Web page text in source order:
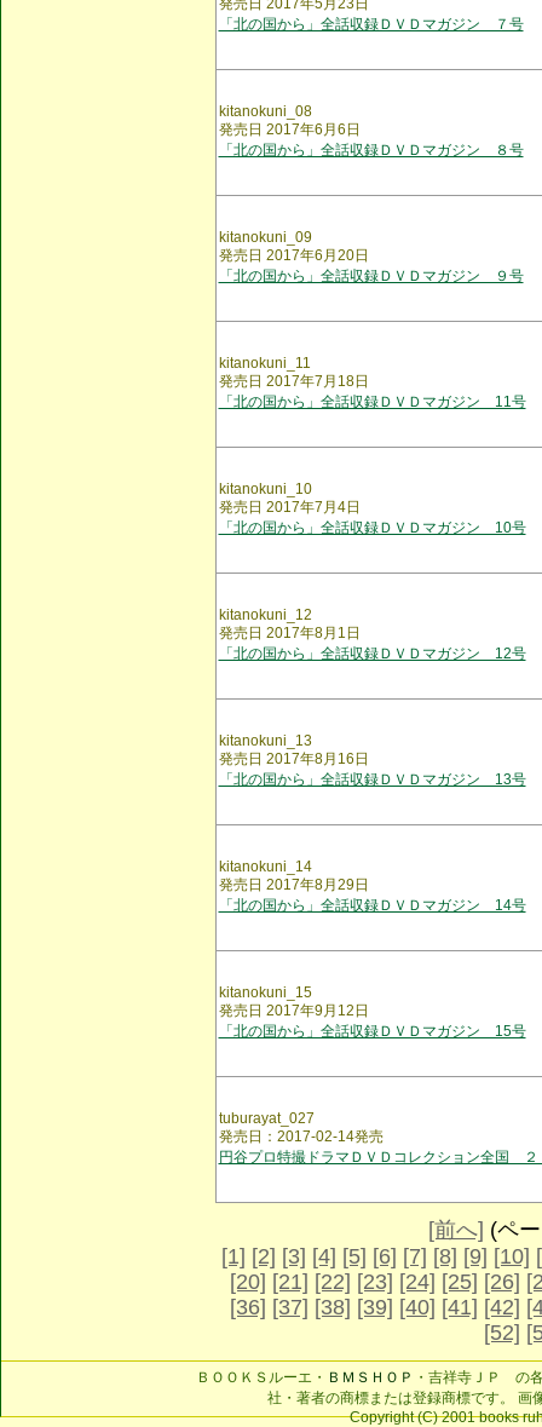
発売日 2017年5月23日
「北の国から」全話収録ＤＶＤマガジン ７号
kitanokuni_08
発売日 2017年6月6日
「北の国から」全話収録ＤＶＤマガジン ８号
kitanokuni_09
発売日 2017年6月20日
「北の国から」全話収録ＤＶＤマガジン ９号
kitanokuni_11
発売日 2017年7月18日
「北の国から」全話収録ＤＶＤマガジン 11号
kitanokuni_10
発売日 2017年7月4日
「北の国から」全話収録ＤＶＤマガジン 10号
kitanokuni_12
発売日 2017年8月1日
「北の国から」全話収録ＤＶＤマガジン 12号
kitanokuni_13
発売日 2017年8月16日
「北の国から」全話収録ＤＶＤマガジン 13号
kitanokuni_14
発売日 2017年8月29日
「北の国から」全話収録ＤＶＤマガジン 14号
kitanokuni_15
発売日 2017年9月12日
「北の国から」全話収録ＤＶＤマガジン 15号
tuburayat_027
発売日：2017-02-14発売
円谷プロ特撮ドラマＤＶＤコレクション全国 ２
[前へ] (ペ
[1] [2] [3] [4] [5] [6] [7] [8] [9] [10]
[20] [21] [22] [23] [24] [25] [26]
[36] [37] [38] [39] [40] [41] [42]
[52]
ＢＯＯＫＳルーエ・ ＢＭＳＨＯＰ ・吉祥寺ＪＰ の
社・著者の商標または登録商標です。 画
Copyright (C) 2001 books